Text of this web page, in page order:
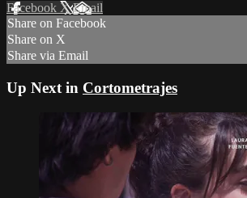
Facebook XEmail
Share on Facebook
Share on X
Share via Email
Up Next in Cortometrajes